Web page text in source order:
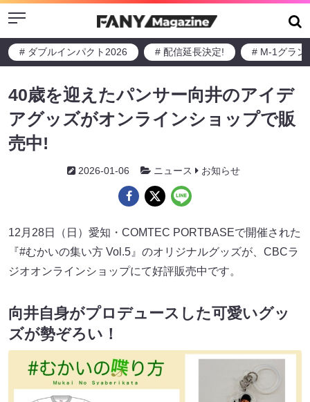
Menu
# ダブルインパクト2026 # 配信延長決定! # M-1グラン
40歳を迎えたパンサー向井のアイデ
アグッズがオンラインショップで販
売中!
2026-01-06 ニュース お知らせ
12月28日（日）愛知・COMTEC PORTBASEで開催された
『#むかいの集い方 Vol.5』のオリジナルグッズが、CBCラ
ジオオンラインショップにて好評販売中です。
向井自身がプロデュースした可愛いグッ
ズが勢ぞろい！